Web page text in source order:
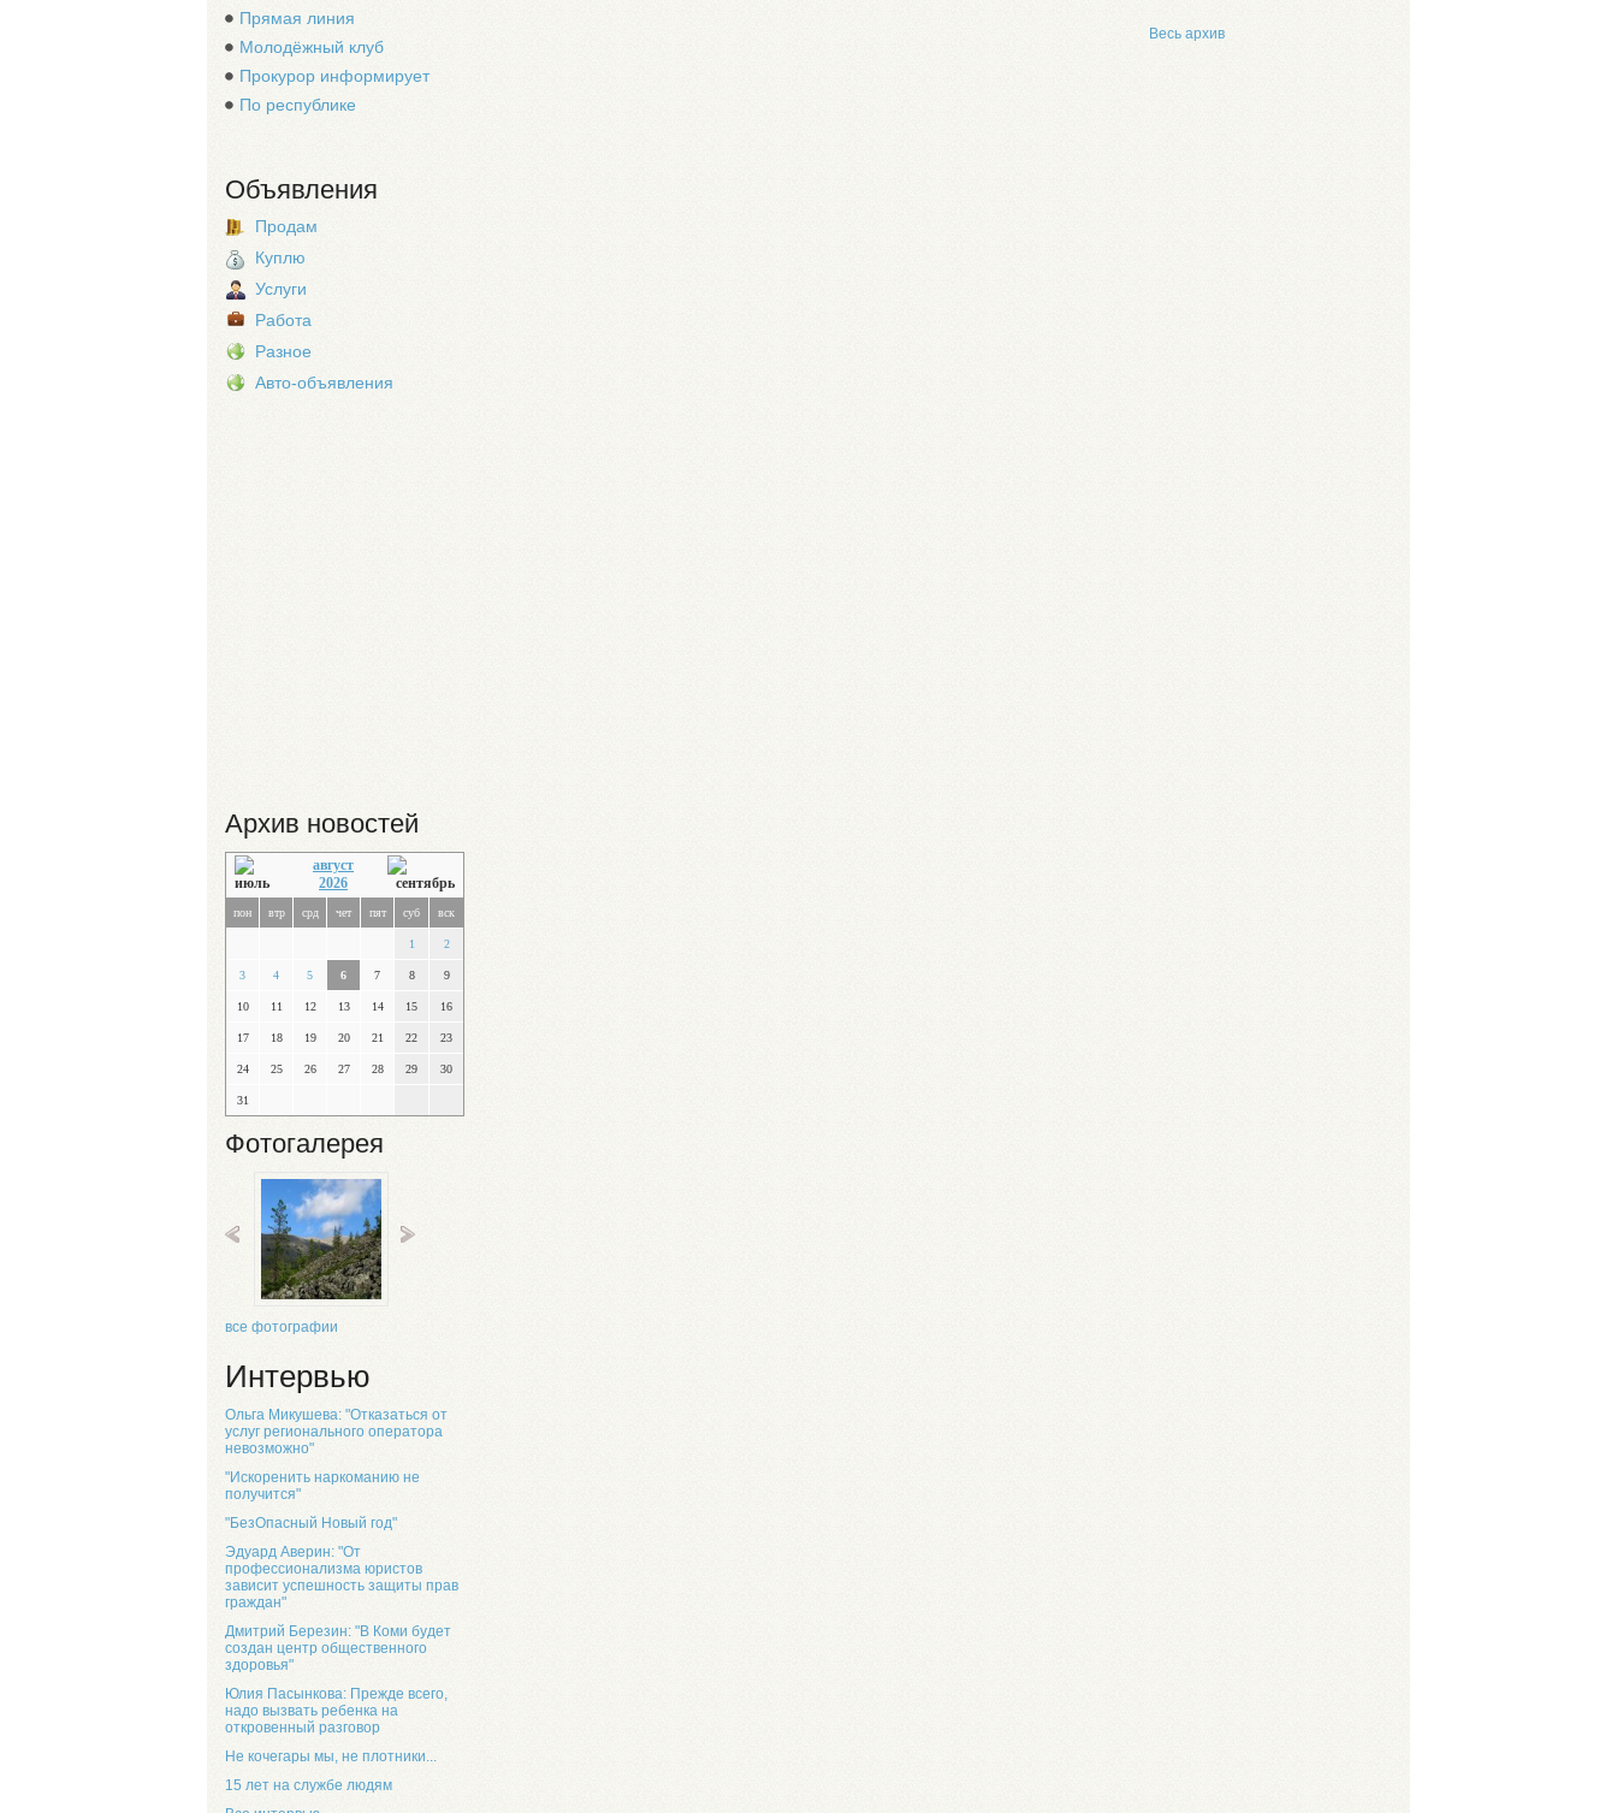
Прямая линия
Молодёжный клуб
Прокурор информирует
По республике
Объявления
Продам
Куплю
Услуги
Работа
Разное
Авто-объявления
Архив новостей
август
2026
пон втр срд чет пят суб вск
1 2
3 4 5 6 7 8 9
10 11 12 13 14 15 16
17 18 19 20 21 22 23
24 25 26 27 28 29 30
31
Фотогалерея
все фотографии
Интервью
Ольга Микушева: "Отказаться от
услуг регионального оператора
невозможно"
"Искоренить наркоманию не
получится"
"БезОпасный Новый год"
Эдуард Аверин: "От
профессионализма юристов
зависит успешность защиты прав
граждан"
Дмитрий Березин: "В Коми будет
создан центр общественного
здоровья"
Юлия Пасынкова: Прежде всего,
надо вызвать ребенка на
откровенный разговор
Не кочегары мы, не плотники...
15 лет на службе людям
Весь архив